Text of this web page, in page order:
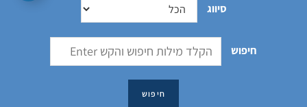
סיווג
חיפוש